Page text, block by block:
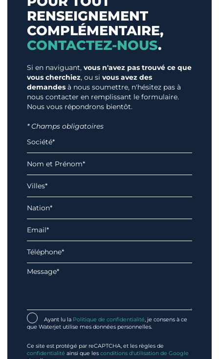
RENSEIGNEMENT
COMPLÉMENTAIRE,
CONTACTEZ-NOUS.
Si en naviguant, vous n'avez pas trouvé ce que
vous cherchiez, ou si vous avez des
demandes à nous soumettre, n'hésitez pas à
nous contacter en remplissant le formulaire.
Nous vous répondrons bientôt.
* Champs obligatoires
Ayant lu la Politique de confidentialité, je consens à ce
que Waterjet utilise mes données personnelles.
Ce site est protégé par reCAPTCHA, et les règles de
confidentialité ainsi que les conditions d'utilisation de Google